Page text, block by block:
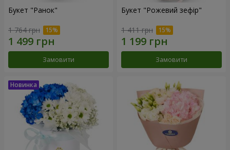
Букет "Ранок"
1 764 грн
Замовити
Букет "Рожевий зефір"
1 411 грн
Замовити